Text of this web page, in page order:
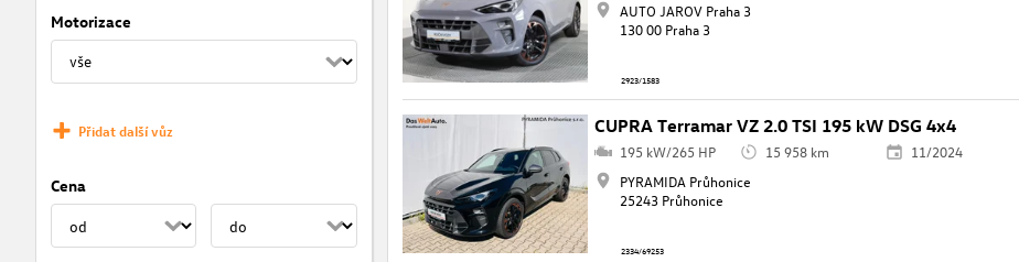
Motorizace
Přidat další vůz
Cena
AUTO JAROV Praha 3
130 00 Praha 3
2923/1583
CUPRA Terramar VZ 2.0 TSI 195 kW DSG 4x4
195 kW/265 HP 15 958 km
11/2024
PYRAMIDA Průhonice
25243 Průhonice
2334/69253